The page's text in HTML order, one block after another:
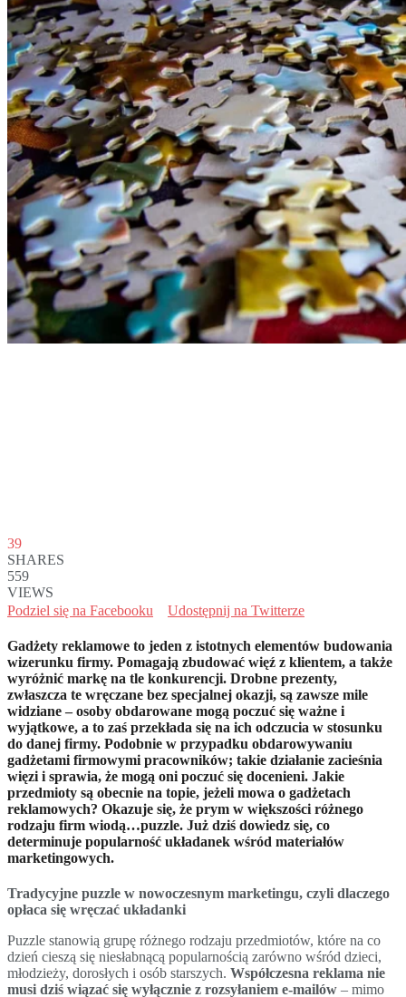
39
SHARES
559
VIEWS
Podziel się na Facebooku
Udostępnij na Twitterze
Gadżety reklamowe to jeden z istotnych elementów budowania
wizerunku firmy. Pomagają zbudować więź z klientem, a także
wyróżnić markę na tle konkurencji. Drobne prezenty,
zwłaszcza te wręczane bez specjalnej okazji, są zawsze mile
widziane – osoby obdarowane mogą poczuć się ważne i
wyjątkowe, a to zaś przekłada się na ich odczucia w stosunku
do danej firmy. Podobnie w przypadku obdarowywaniu
gadżetami firmowymi pracowników; takie działanie zacieśnia
więzi i sprawia, że mogą oni poczuć się docenieni. Jakie
przedmioty są obecnie na topie, jeżeli mowa o gadżetach
reklamowych? Okazuje się, że prym w większości różnego
rodzaju firm wiodą…puzzle. Już dziś dowiedz się, co
determinuje popularność układanek wśród materiałów
marketingowych.
Tradycyjne puzzle w nowoczesnym marketingu, czyli dlaczego
opłaca się wręczać układanki
Puzzle stanowią grupę różnego rodzaju przedmiotów, które na co
dzień cieszą się niesłabnącą popularnością zarówno wśród dzieci,
młodzieży, dorosłych i osób starszych. Współczesna reklama nie
musi dziś wiązać się wyłącznie z rozsyłaniem e-mailów – mimo